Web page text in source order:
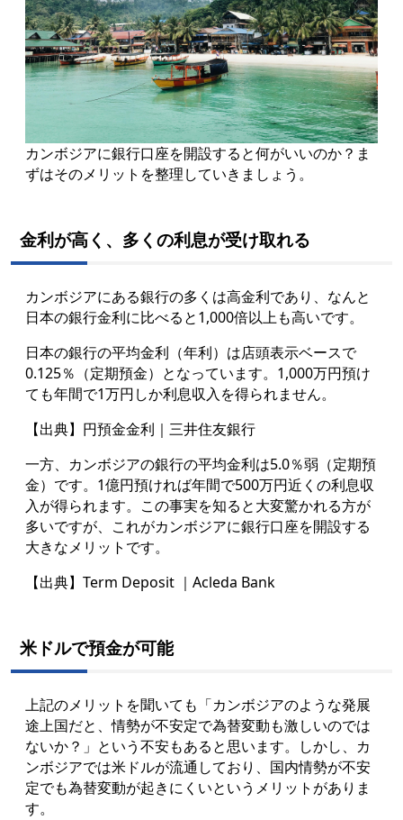
カンボジアに銀行口座を開設すると何がいいのか？ま
ずはそのメリットを整理していきましょう。
金利が高く、多くの利息が受け取れる
カンボジアにある銀行の多くは高金利であり、なんと
日本の銀行金利に比べると1,000倍以上も高いです。
日本の銀行の平均金利（年利）は店頭表示ベースで
0.125％（定期預金）となっています。1,000万円預け
ても年間で1万円しか利息収入を得られません。
【出典】円預金金利｜三井住友銀行
一方、カンボジアの銀行の平均金利は5.0％弱（定期預
金）です。1億円預ければ年間で500万円近くの利息収
入が得られます。この事実を知ると大変驚かれる方が
多いですが、これがカンボジアに銀行口座を開設する
大きなメリットです。
【出典】Term Deposit ｜Acleda Bank
米ドルで預金が可能
上記のメリットを聞いても「カンボジアのような発展
途上国だと、情勢が不安定で為替変動も激しいのでは
ないか？」という不安もあると思います。しかし、カ
ンボジアでは米ドルが流通しており、国内情勢が不安
定でも為替変動が起きにくいというメリットがありま
す。